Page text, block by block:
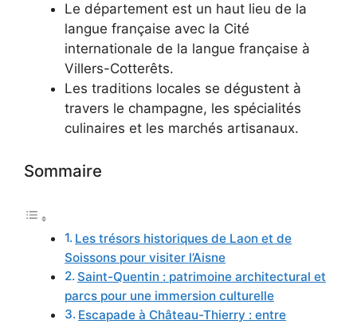
Le département est un haut lieu de la
langue française avec la Cité
internationale de la langue française à
Villers-Cotterêts.
Les traditions locales se dégustent à
travers le champagne, les spécialités
culinaires et les marchés artisanaux.
Sommaire
Les trésors historiques de Laon et de
Soissons pour visiter l’Aisne
Saint-Quentin : patrimoine architectural et
parcs pour une immersion culturelle
Escapade à Château-Thierry : entre